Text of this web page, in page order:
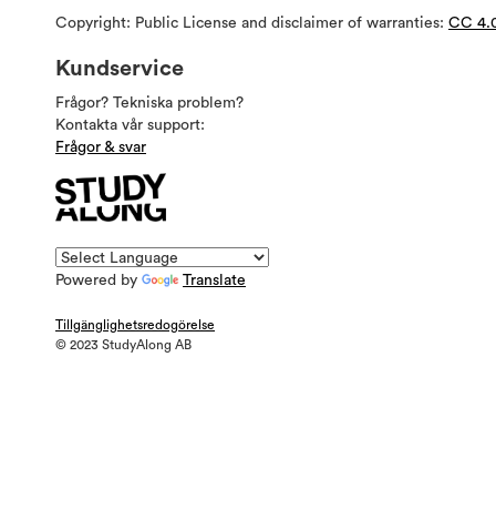
Copyright: Public License and disclaimer of warranties: CC
Kundservice
Frågor? Tekniska problem?
Kontakta vår support:
Frågor & svar
Powered by Translate
Tillgänglighetsredogörelse
© 2023 StudyAlong AB